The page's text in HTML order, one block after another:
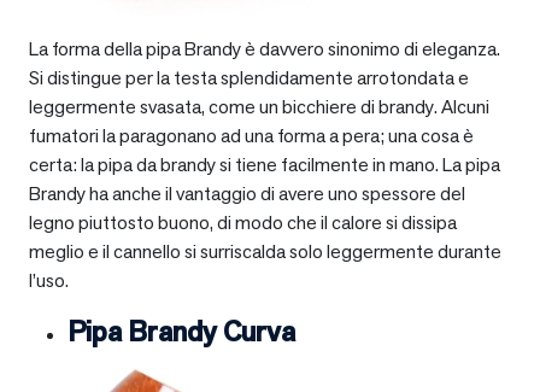
La forma della pipa Brandy è davvero sinonimo di eleganza.
Si distingue per la testa splendidamente arrotondata e
leggermente svasata, come un bicchiere di brandy. Alcuni
fumatori la paragonano ad una forma a pera; una cosa è
certa: la pipa da brandy si tiene facilmente in mano. La pipa
Brandy ha anche il vantaggio di avere uno spessore del
legno piuttosto buono, di modo che il calore si dissipa
meglio e il cannello si surriscalda solo leggermente durante
l’uso.
Pipa Brandy Curva